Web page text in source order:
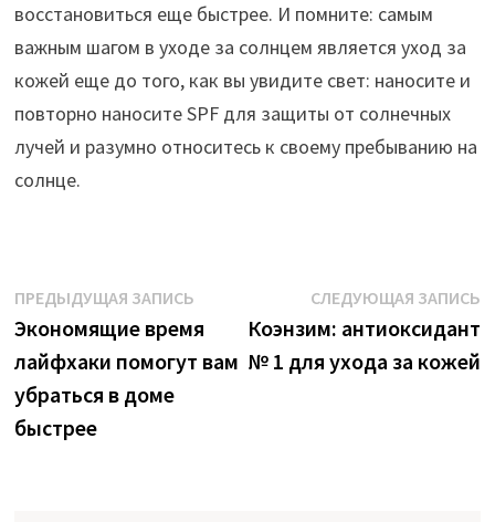
восстановиться еще быстрее. И помните: самым
важным шагом в уходе за солнцем является уход за
кожей еще до того, как вы увидите свет: наносите и
повторно наносите SPF для защиты от солнечных
лучей и разумно относитесь к своему пребыванию на
солнце.
Навигация
по
записям
ПРЕДЫДУЩАЯ ЗАПИСЬПредыдущая
запись:
Экономящие время
лайфхаки помогут вам
убраться в доме
быстрее
СЛЕДУЮЩАЯ ЗАПИСЬ
Коэнзим: антиоксидант
№ 1 для ухода за кожей